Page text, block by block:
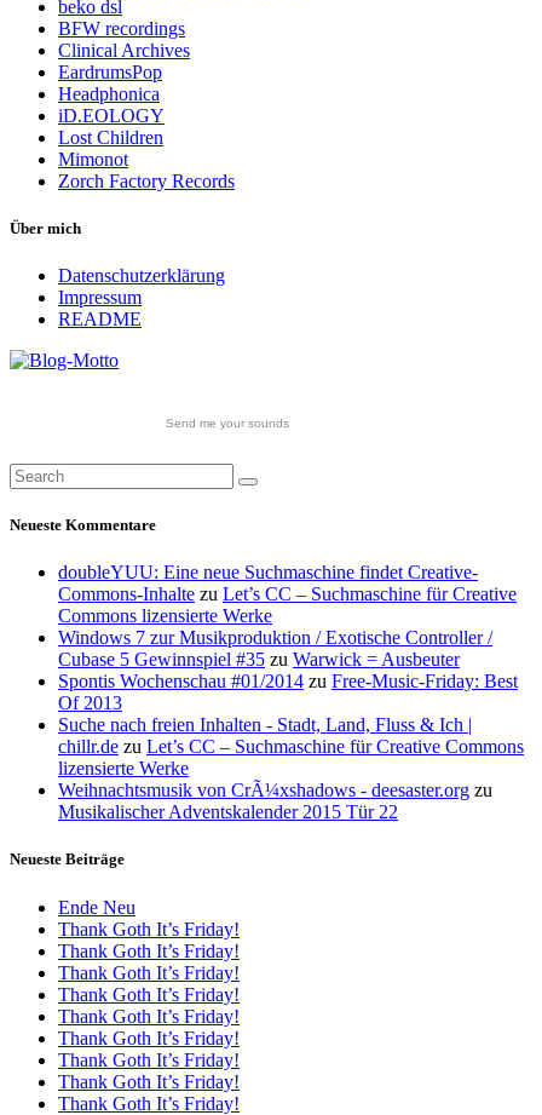
beko dsl
BFW recordings
Clinical Archives
EardrumsPop
Headphonica
iD.EOLOGY
Lost Children
Mimonot
Zorch Factory Records
Über mich
Datenschutzerklärung
Impressum
README
Send me your sounds
Neueste Kommentare
doubleYUU: Eine neue Suchmaschine findet Creative-
Commons-Inhalte zu Let’s CC – Suchmaschine für Creative
Commons lizensierte Werke
Windows 7 zur Musikproduktion / Exotische Controller /
Cubase 5 Gewinnspiel #35 zu Warwick = Ausbeuter
Spontis Wochenschau #01/2014 zu Free-Music-Friday: Best
Of 2013
Suche nach freien Inhalten - Stadt, Land, Fluss & Ich |
chillr.de zu Let’s CC – Suchmaschine für Creative Commons
lizensierte Werke
Weihnachtsmusik von CrÃ¼xshadows - deesaster.org zu
Musikalischer Adventskalender 2015 Tür 22
Neueste Beiträge
Ende Neu
Thank Goth It’s Friday!
Thank Goth It’s Friday!
Thank Goth It’s Friday!
Thank Goth It’s Friday!
Thank Goth It’s Friday!
Thank Goth It’s Friday!
Thank Goth It’s Friday!
Thank Goth It’s Friday!
Thank Goth It’s Friday!